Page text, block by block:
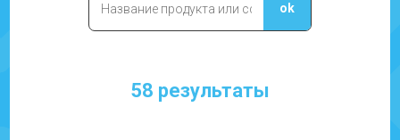
58 результаты